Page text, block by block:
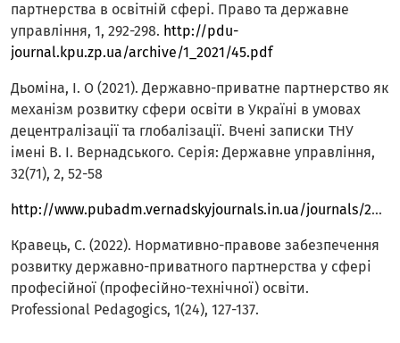
партнерства в освітній сфері. Право та державне
управління, 1, 292-298. http://pdu-
journal.kpu.zp.ua/archive/1_2021/45.pdf
Дьоміна, І. О (2021). Державно-приватне партнерство як
механізм розвитку сфери освіти в Україні в умовах
децентралізації та глобалізації. Вчені записки ТНУ
імені В. І. Вернадського. Серія: Державне управління,
32(71), 2, 52-58
http://www.pubadm.vernadskyjournals.in.ua/journals/2021/2_2021/11.pdf
Кравець, C. (2022). Нормативно-правове забезпечення
розвитку державно-приватного партнерства у сфері
професійної (професійно-технічної) освіти.
Professional Pedagogics, 1(24), 127-137.